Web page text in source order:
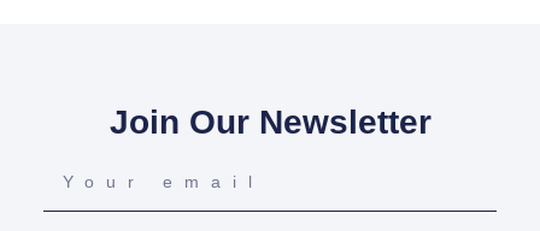
Join Our Newsletter